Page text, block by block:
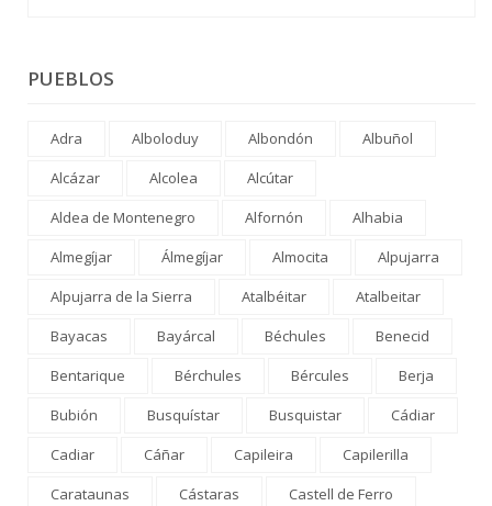
PUEBLOS
Adra Alboloduy Albondón
Albuñol
Alcázar
Alcolea
Alcútar
Aldea de Montenegro
Alfornón
Alhabia
Almegíjar
Álmegíjar Almocita
Alpujarra
Alpujarra de la Sierra
Atalbéitar
Atalbeitar
Bayacas
Bayárcal Béchules
Benecid
Bentarique
Bérchules Bércules
Berja
Bubión
Busquístar Busquistar
Cádiar
Cadiar
Cáñar Capileira
Capilerilla
Carataunas
Cástaras
Castell de Ferro